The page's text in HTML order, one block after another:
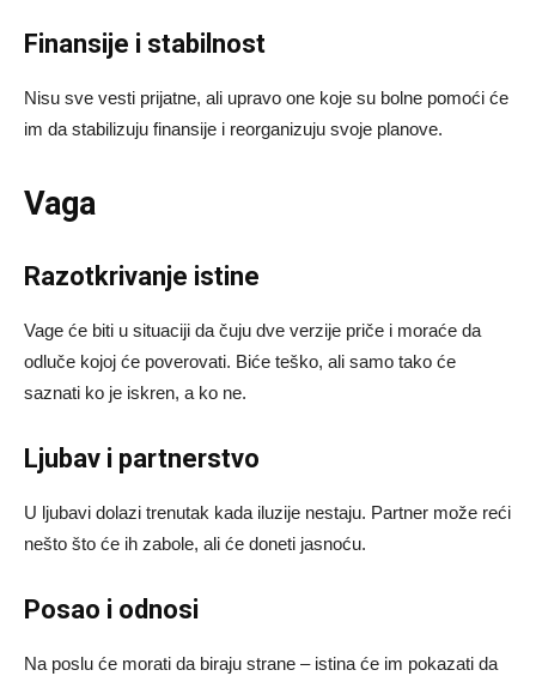
Finansije i stabilnost
Nisu sve vesti prijatne, ali upravo one koje su bolne pomoći će
im da stabilizuju finansije i reorganizuju svoje planove.
Vaga
Razotkrivanje istine
Vage će biti u situaciji da čuju dve verzije priče i moraće da
odluče kojoj će poverovati. Biće teško, ali samo tako će
saznati ko je iskren, a ko ne.
Ljubav i partnerstvo
U ljubavi dolazi trenutak kada iluzije nestaju. Partner može reći
nešto što će ih zabole, ali će doneti jasnoću.
Posao i odnosi
Na poslu će morati da biraju strane – istina će im pokazati da